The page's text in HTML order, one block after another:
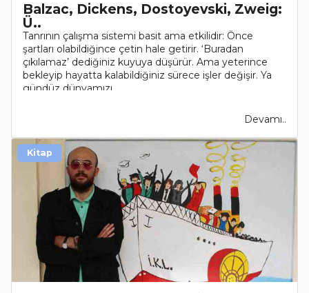
Balzac, Dickens, Dostoyevski, Zweig:
Ü..
Tanrının çalışma sistemi basit ama etkilidir: Önce
şartları olabildiğince çetin hale getirir. ‘Buradan
çıkılamaz’ dediğiniz kuyuya düşürür. Ama yeterince
bekleyip hayatta kalabildiğiniz sürece işler değişir. Ya
gündüz dünyamızı..
Devamı..
Kitap